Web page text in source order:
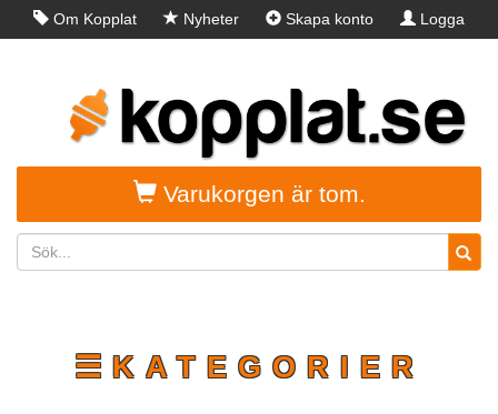
Om Kopplat Nyheter Skapa konto Logga
Varukorgen är tom.
☰KATEGORIER